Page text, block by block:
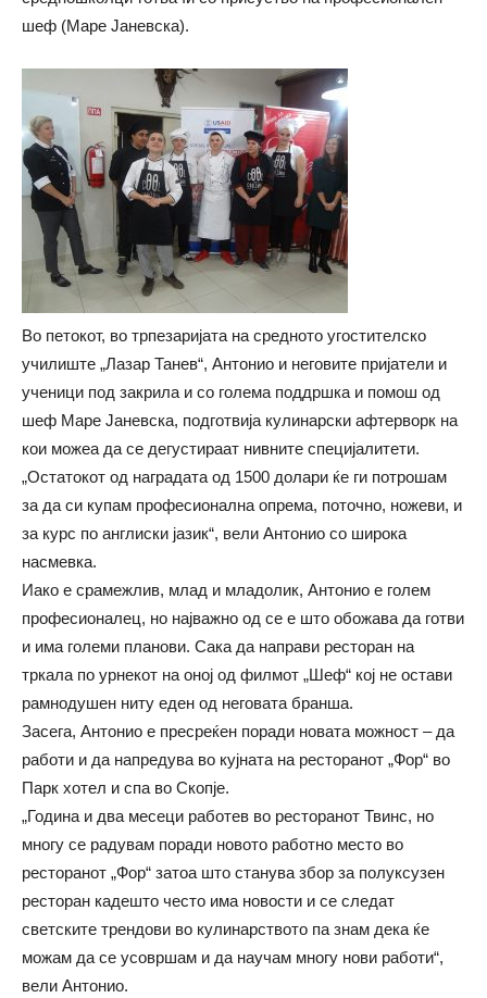
шеф (Маре Јаневска).
Во петокот, во трпезаријата на средното угостителско
училиште „Лазар Танев“, Антонио и неговите пријатели и
ученици под закрила и со голема поддршка и помош од
шеф Маре Јаневска, подготвија кулинарски афтерворк на
кои можеа да се дегустираат нивните специјалитети.
„Остатокот од наградата од 1500 долари ќе ги потрошам
за да си купам професионална опрема, поточно, ножеви, и
за курс по англиски јазик“, вели Антонио со широка
насмевка.
Иако е срамежлив, млад и младолик, Антонио е голем
професионалец, но најважно од се е што обожава да готви
и има големи планови. Сака да направи ресторан на
тркала по урнекот на оној од филмот „Шеф“ кој не остави
рамнодушен ниту еден од неговата бранша.
Засега, Антонио е пресреќен поради новата можност – да
работи и да напредува во кујната на ресторанот „Фор“ во
Парк хотел и спа во Скопје.
„Година и два месеци работев во ресторанот Твинс, но
многу се радувам поради новото работно место во
ресторанот „Фор“ затоа што станува збор за полуксузен
ресторан кадешто често има новости и се следат
светските трендови во кулинарството па знам дека ќе
можам да се усовршам и да научам многу нови работи“,
вели Антонио.